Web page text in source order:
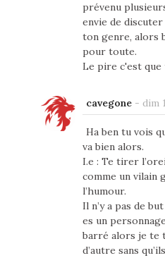
prévenu
envie de
ton genre, alors
pour toute.
Le pire c'est que
cavegone- dim
Ha ben tu vois
va bien alors.
I.e : Te tirer
comme un vilain
l’humour.
Il n’y a pas de
es un
barré alors je te
d’autre sans